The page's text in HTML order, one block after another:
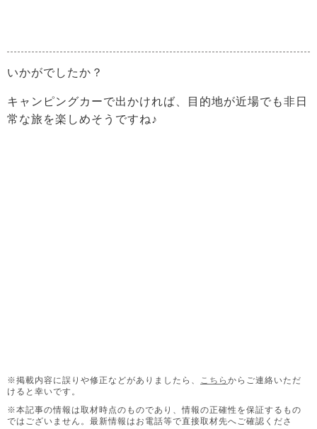
いかがでしたか？
キャンピングカーで出かければ、目的地が近場でも非日
常な旅を楽しめそうですね♪
※掲載内容に誤りや修正などがありましたら、 こちら からご連絡いただ
けると幸いです。
※本記事の情報は取材時点のものであり、情報の正確性を保証するもの
ではございません。 最新情報はお電話等で直接取材先へご確認くださ